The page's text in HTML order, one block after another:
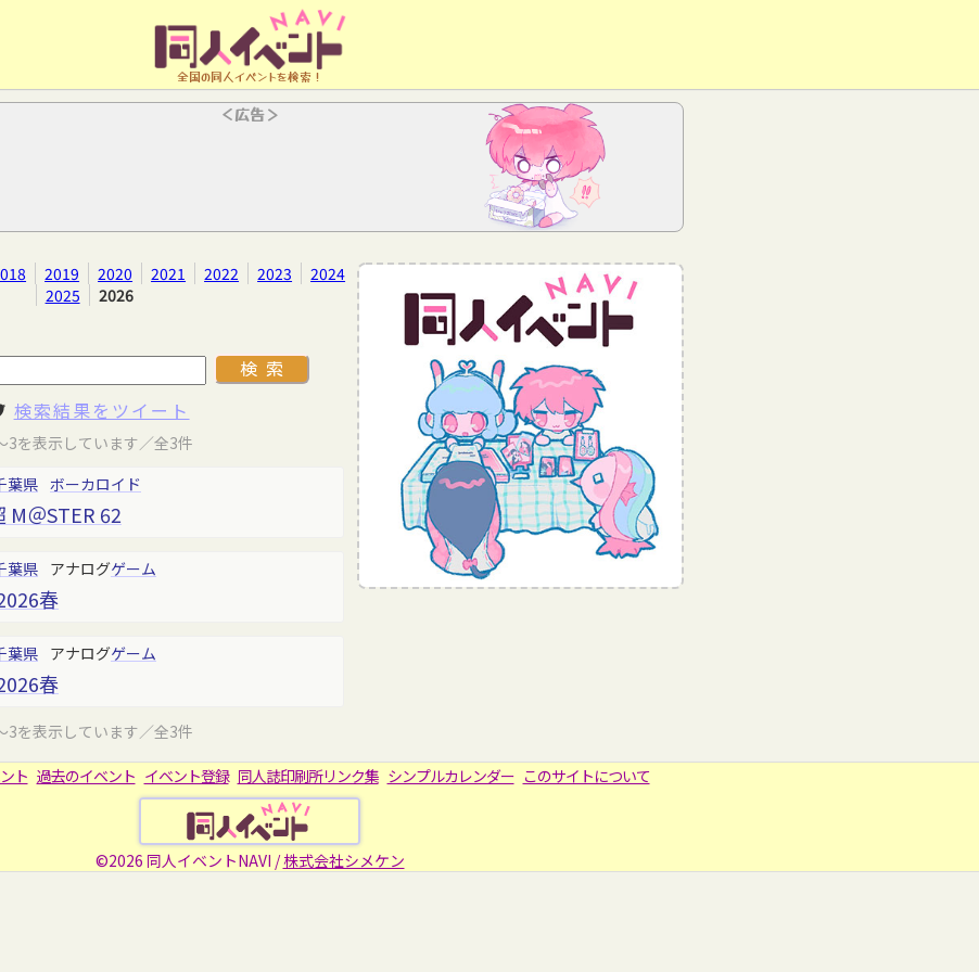
全国の同人イベントを検索！
＜広告＞
2019 2020 2021 2022 2023
2024
2025
2026
検索結果をツイート
3を表示しています／全3件
葉県 ボーカロイド
M＠STER 62
葉県 アナログゲーム
春
葉県 アナログゲーム
春
3を表示しています／全3件
ト 過去のイベント イベント登録 同人誌印刷所リンク集 シンプルカレンダー このサイトについて
©2026 同人イベントNAVI /株式会社シメケン